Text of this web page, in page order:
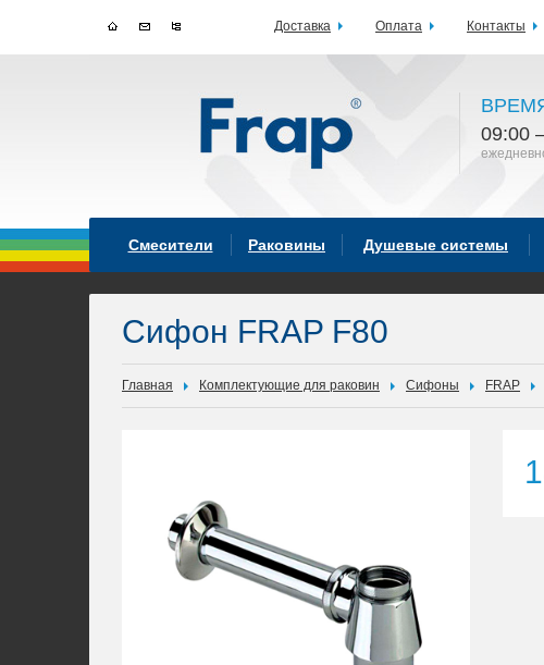
09:00
Смесители Раковины Душевые системы
Сифон FRAP F80
Главная Комплектующие для раковин Сифоны FRAP
Доставка Оплата Контакты